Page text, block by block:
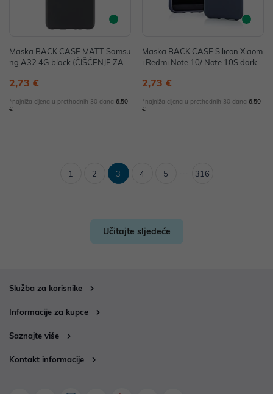
Maska BACK CASE MATT Samsu
ng A32 4G black (ČIŠĆENJE ZALI
2,73 €
*najniža cijena u prethodnih 30 dana6,50
€
Maska BACK CASE Silicon Xiaom
i Redmi Note 10/ Note 10S dark b
2,73 €
*najniža cijena u prethodnih 30 dana 6,50
€
1 2 3 4 5 ... 316
Učitajte sljedeće
Služba za korisnike
Informacije za kupce
Saznajte više
Kontakt informacije